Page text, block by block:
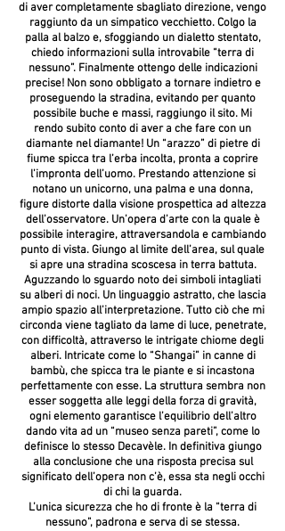
di aver completamente sbagliato direzione, vengo
raggiunto da un simpatico vecchietto. Colgo la
palla al balzo e, sfoggiando un dialetto stentato,
chiedo informazioni sulla introvabile “terra di
nessuno”. Finalmente ottengo delle indicazioni
precise! Non sono obbligato a tornare indietro e
proseguendo la stradina, evitando per quanto
possibile buche e massi, raggiungo il sito. Mi
rendo subito conto di aver a che fare con un
diamante nel diamante! Un “arazzo” di pietre di
fiume spicca tra l’erba incolta, pronta a coprire
l’impronta dell’uomo. Prestando attenzione si
notano un unicorno, una palma e una donna,
figure distorte dalla visione prospettica ad altezza
dell’osservatore. Un’opera d’arte con la quale è
possibile interagire, attraversandola e cambiando
punto di vista. Giungo al limite dell’area, sul quale
si apre una stradina scoscesa in terra battuta.
Aguzzando lo sguardo noto dei simboli intagliati
su alberi di noci. Un linguaggio astratto, che lascia
ampio spazio all’interpretazione. Tutto ciò che mi
circonda viene tagliato da lame di luce, penetrate,
con difficoltà, attraverso le intrigate chiome degli
alberi. Intricate come lo “Shangai” in canne di
bambù, che spicca tra le piante e si incastona
perfettamente con esse. La struttura sembra non
esser soggetta alle leggi della forza di gravità,
ogni elemento garantisce l’equilibrio dell’altro
dando vita ad un “museo senza pareti”, come lo
definisce lo stesso Decavèle. In definitiva giungo
alla conclusione che una risposta precisa sul
significato dell’opera non c’è, essa sta negli occhi
di chi la guarda.
L’unica sicurezza che ho di fronte è la “terra di
nessuno”, padrona e serva di se stessa.